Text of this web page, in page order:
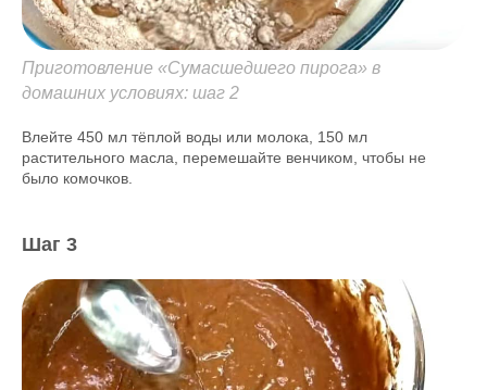
Приготовление «Сумасшедшего пирога» в
домашних условиях: шаг 2
Влейте 450 мл тёплой воды или молока, 150 мл
растительного масла, перемешайте венчиком, чтобы не
было комочков.
Шаг 3